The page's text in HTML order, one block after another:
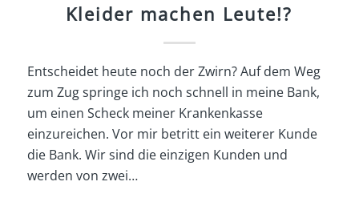
Kleider machen Leute!?
Entscheidet heute noch der Zwirn? Auf dem Weg
zum Zug springe ich noch schnell in meine Bank,
um einen Scheck meiner Krankenkasse
einzureichen. Vor mir betritt ein weiterer Kunde
die Bank. Wir sind die einzigen Kunden und
werden von zwei…